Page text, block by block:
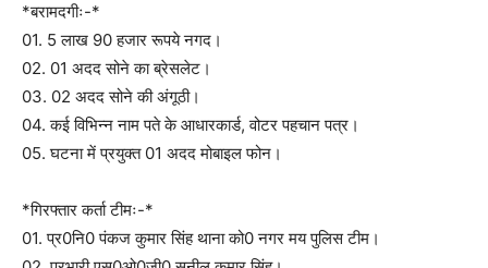
*बरामदगीः-*
01. 5 लाख 90 हजार रूपये नगद।
02. 01 अदद सोने का ब्रेसलेट।
03. 02 अदद सोने की अंगूठी।
04. कई विभिन्न नाम पते के आधारकार्ड, वोटर पहचान पत्र।
05. घटना में प्रयुक्त 01 अदद मोबाइल फोन।
*गिरफ्तार कर्ता टीमः-*
01. प्र0नि0 पंकज कुमार सिंह थाना को0 नगर मय पुलिस टीम।